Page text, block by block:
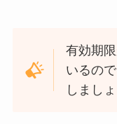
有効期
いるの
しましょ